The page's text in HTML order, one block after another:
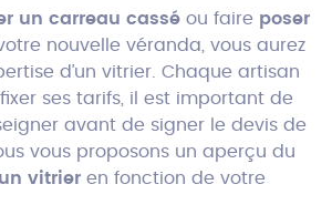
un carreau cassé ou faire poser
nouvelle véranda, vous aurez
d’un vitrier. Chaque artisan
ses tarifs, il est important de
avant de signer le devis de
vous proposons un aperçu du
vitrier en fonction de votre